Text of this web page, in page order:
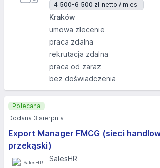
4 500-6 500 zł netto / mies.
Kraków
umowa zlecenie
praca zdalna
rekrutacja zdalna
praca od zaraz
bez doświadczenia
Export Manager FMCG (sieci
przekąski)
SalesHR
Polecana
Dodana 3 sierpnia